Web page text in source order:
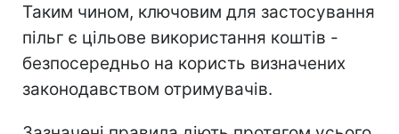
Таким чином, ключовим для застосування
пільг є цільове використання коштів -
безпосередньо на користь визначених
законодавством отримувачів.